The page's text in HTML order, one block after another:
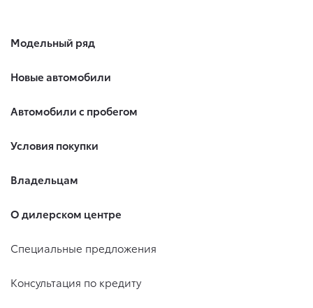
Модельный ряд
Новые автомобили
Автомобили с пробегом
Условия покупки
Владельцам
О дилерском центре
Специальные предложения
Консультация по кредиту